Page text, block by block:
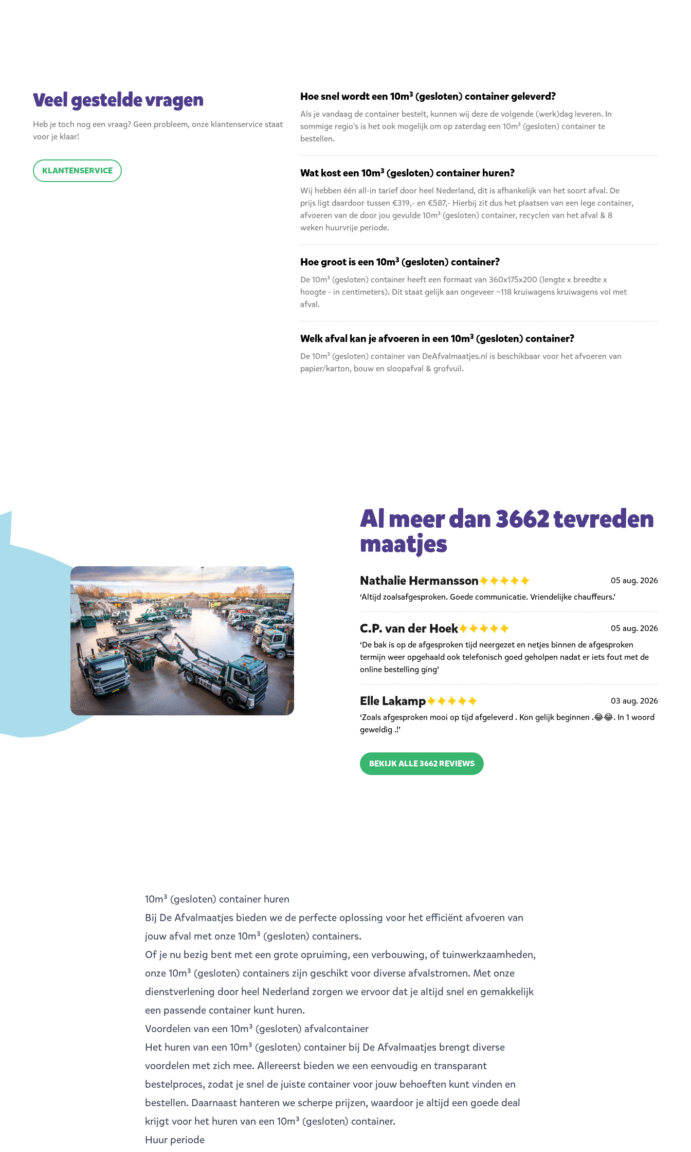
Veel gestelde vragen
Heb je toch nog een vraag? Geen probleem, onze klantenservice staat
voor je klaar!
KLANTENSERVICE
Hoe snel wordt een 10m³ (gesloten) container geleverd?
Als je vandaag de container bestelt, kunnen wij deze de volgende (werk)dag leveren. In
sommige regio's is het ook mogelijk om op zaterdag een 10m³ (gesloten) container te
bestellen.
Wat kost een 10m³ (gesloten) container huren?
Wij hebben één all-in tarief door heel Nederland, dit is afhankelijk van het soort afval. De
prijs ligt daardoor tussen €319,- en €587,- Hierbij zit dus het plaatsen van een lege container,
afvoeren van de door jou gevulde 10m³ (gesloten) container, recyclen van het afval & 8
weken huurvrije periode.
Hoe groot is een 10m³ (gesloten) container?
De 10m³ (gesloten) container heeft een formaat van 360x175x200 (lengte x breedte x
hoogte - in centimeters). Dit staat gelijk aan ongeveer ~118 kruiwagens kruiwagens vol met
afval.
Welk afval kan je afvoeren in een 10m³ (gesloten) container?
De 10m³ (gesloten) container van DeAfvalmaatjes.nl is beschikbaar voor het afvoeren van
papier/karton, bouw en sloopafval & grofvuil.
Al meer dan 3662 tevreden
maatjes
Nathalie Hermansson
05 aug. 2026
‘Altijd zoalsafgesproken. Goede communicatie. Vriendelijke chauffeurs.’
C.P. van der Hoek
05 aug. 2026
‘De bak is op de afgesproken tijd neergezet en netjes binnen de afgesproken
termijn weer opgehaald ook telefonisch goed geholpen nadat er iets fout met de
online bestelling ging’
Elle Lakamp
03 aug. 2026
‘Zoals afgesproken mooi op tijd afgeleverd . Kon gelijk beginnen .😂😂. In 1 woord
geweldig .!’
BEKIJK ALLE 3662 REVIEWS
10m³ (gesloten) container huren
Bij De Afvalmaatjes bieden we de perfecte oplossing voor het efficiënt afvoeren van
jouw afval met onze 10m³ (gesloten) containers.
Of je nu bezig bent met een grote opruiming, een verbouwing, of tuinwerkzaamheden,
onze 10m³ (gesloten) containers zijn geschikt voor diverse afvalstromen. Met onze
dienstverlening door heel Nederland zorgen we ervoor dat je altijd snel en gemakkelijk
een passende container kunt huren.
Voordelen van een 10m³ (gesloten) afvalcontainer
Het huren van een 10m³ (gesloten) container bij De Afvalmaatjes brengt diverse
voordelen met zich mee. Allereerst bieden we een eenvoudig en transparant
bestelproces, zodat je snel de juiste container voor jouw behoeften kunt vinden en
bestellen. Daarnaast hanteren we scherpe prijzen, waardoor je altijd een goede deal
krijgt voor het huren van een 10m³ (gesloten) container.
Huur periode